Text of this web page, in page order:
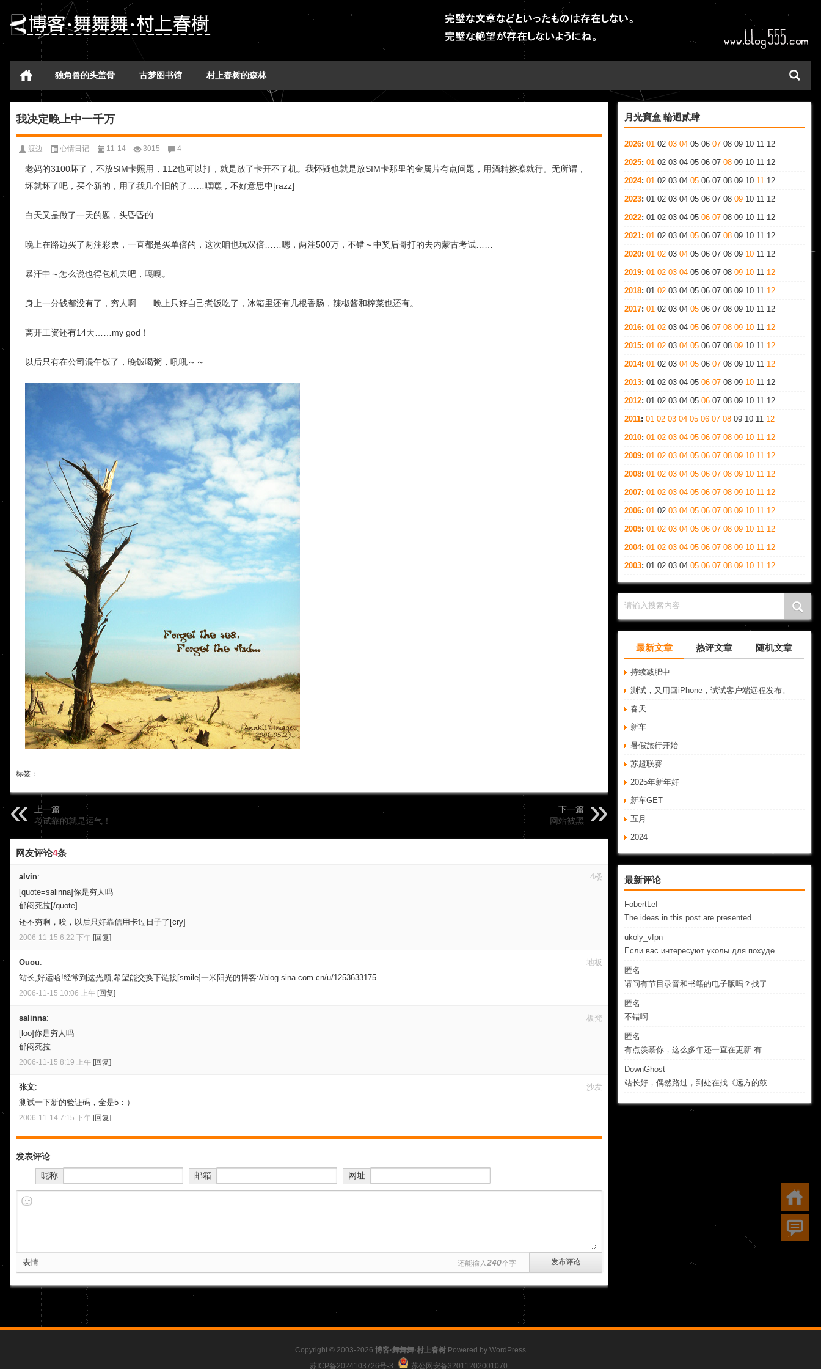
独角兽的头盖骨 古梦图书馆 村上春树的森林
月光寶盒 輪迴贰肆
2026: 01 02 03 04 05 06 07 08 09 10 11 12
2025: 01 02 03 04 05 06 07 08 09 10 11 12
2024: 01 02 03 04 05 06 07 08 09 10 11 12
2023: 01 02 03 04 05 06 07 08 09 10 11 12
2022: 01 02 03 04 05 06 07 08 09 10 11 12
2021: 01 02 03 04 05 06 07 08 09 10 11 12
2020: 01 02 03 04 05 06 07 08 09 10 11 12
2019: 01 02 03 04 05 06 07 08 09 10 11 12
2018: 01 02 03 04 05 06 07 08 09 10 11 12
2017: 01 02 03 04 05 06 07 08 09 10 11 12
2016: 01 02 03 04 05 06 07 08 09 10 11 12
2015: 01 02 03 04 05 06 07 08 09 10 11 12
2014: 01 02 03 04 05 06 07 08 09 10 11 12
2013: 01 02 03 04 05 06 07 08 09 10 11 12
2012: 01 02 03 04 05 06 07 08 09 10 11 12
2011: 01 02 03 04 05 06 07 08 09 10 11 12
2010: 01 02 03 04 05 06 07 08 09 10 11 12
2009: 01 02 03 04 05 06 07 08 09 10 11 12
2008: 01 02 03 04 05 06 07 08 09 10 11 12
2007: 01 02 03 04 05 06 07 08 09 10 11 12
2006: 01 02 03 04 05 06 07 08 09 10 11 12
2005: 01 02 03 04 05 06 07 08 09 10 11 12
2004: 01 02 03 04 05 06 07 08 09 10 11 12
2003: 01 02 03 04 05 06 07 08 09 10 11 12
请输入搜索内容
最新文章 热评文章 随机文章
持续减肥中
测试，又用回iPhone，试试客户端远程发布。
春天
新车
暑假旅行开始
苏超联赛
2025年新年好
新车GET
五月
2024
最新评论
FobertLef
The ideas in this post are presented...
ukoly_vfpn
Если вас интересуют уколы для похуде...
匿名
请问有节目录音和书籍的电子版吗？找了...
匿名
不错啊
匿名
有点羡慕你，这么多年还一直在更新 有...
DownGhost
站长好，偶然路过，到处在找《远方的鼓...
我决定晚上中一千万
渡边 心情日记 11-14 3015 4
老妈的3100坏了，不放SIM卡照用，112也可以打，就是放了卡开不了机。我怀疑也就是放SIM卡那里的金属片有点问题，用酒精擦擦就行。无所谓，
坏就坏了吧，买个新的，用了我几个旧的了……嘿嘿，不好意思中[razz]
白天又是做了一天的题，头昏昏的……
晚上在路边买了两注彩票，一直都是买单倍的，这次咱也玩双倍……嗯，两注500万，不错～中奖后哥打的去内蒙古考试……
暴汗中～怎么说也得包机去吧，嘎嘎。
身上一分钱都没有了，穷人啊……晚上只好自己煮饭吃了，冰箱里还有几根香肠，辣椒酱和榨菜也还有。
离开工资还有14天……my god！
以后只有在公司混午饭了，晚饭喝粥，吼吼～～
标签：
上一篇
考试靠的就是运气！
下一篇
网站被黑
网友评论4条
4楼
alvin:
[quote=salinna]你是穷人吗
郁闷死拉[/quote]
还不穷啊，唉，以后只好靠信用卡过日子了[cry]
2006-11-15 6:22 下午 [回复]
地板
Ouou:
站长,好运哈!经常到这光顾,希望能交换下链接[smile]一米阳光的博客://blog.sina.com.cn/u/1253633175
2006-11-15 10:06 上午 [回复]
板凳
salinna:
[loo]你是穷人吗
郁闷死拉
2006-11-15 8:19 上午 [回复]
沙发
张文:
测试一下新的验证码，全是5：）
2006-11-14 7:15 下午 [回复]
发表评论
昵称
邮箱 网址
表情 还能输入 240个字
Copyright © 2003-2026 博客·舞舞舞·村上春树 Powered by WordPress
苏ICP备2024103726号-3
苏公网安备32011202001070